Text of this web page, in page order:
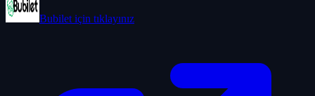
Bubilet için tıklayınız